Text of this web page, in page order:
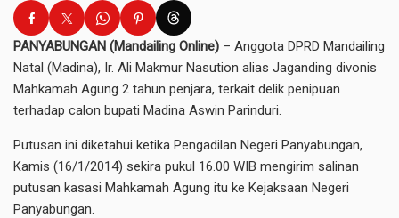
PANYABUNGAN (Mandailing Online) – Anggota DPRD Mandailing
Natal (Madina), Ir. Ali Makmur Nasution alias Jaganding divonis
Mahkamah Agung 2 tahun penjara, terkait delik penipuan
terhadap calon bupati Madina Aswin Parinduri.
Putusan ini diketahui ketika Pengadilan Negeri Panyabungan,
Kamis (16/1/2014) sekira pukul 16.00 WIB mengirim salinan
putusan kasasi Mahkamah Agung itu ke Kejaksaan Negeri
Panyabungan.